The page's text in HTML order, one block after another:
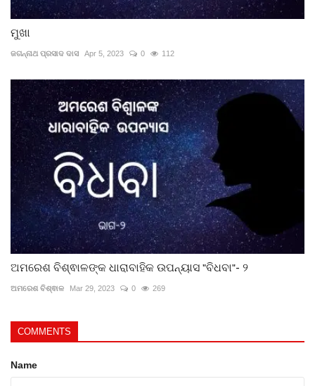
ମୁଖା
ଜଗନ୍ନାଥ ପ୍ରସାଦ ଦାସ Apr 5, 2023 0 112
ଅମରେଶ ବିଶ୍ଵାଳଙ୍କ ଧାରାବାହିକ ଉପନ୍ୟାସ "ବିଧବା"- ୨
ଅମରେଶ ବିଶ୍ଵାଳ Mar 29, 2023 0 269
COMMENTS
Name